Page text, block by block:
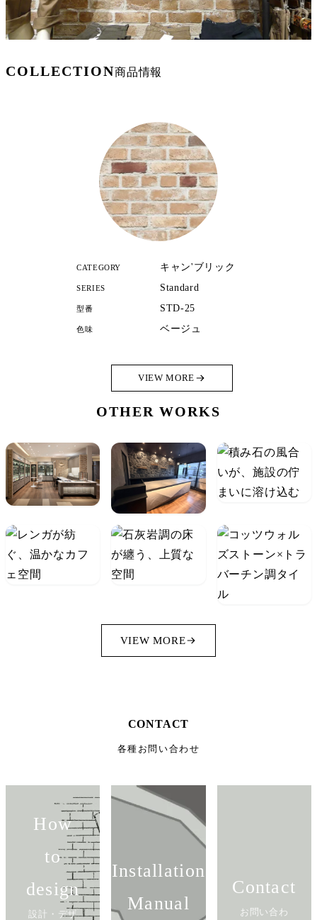
COLLECTION商品情報
CATEGORY キャン'ブリック
SERIES Standard
型番 STD-25
色味 ベージュ
VIEW MORE
OTHER WORKS
VIEW MORE
CONTACT
各種お問い合わせ
How
to
design
設計・デザ
Installation
Manual
Contact
お問い合わ